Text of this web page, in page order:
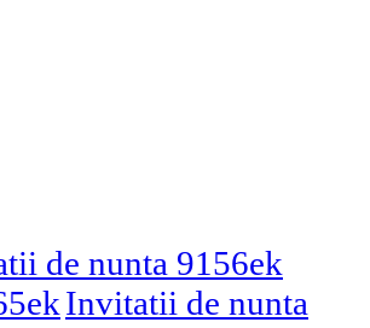
de nunta 9156ek
Invitatii de nunta